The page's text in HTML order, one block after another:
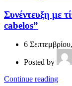
Συνέντευξη με
cabelos”
6
Posted by
Continue reading